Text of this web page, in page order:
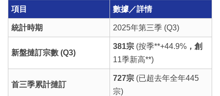
項目 數據／詳情
統計時期 2025年第三季 (Q3)
新盤撻訂宗數 (Q3)
381宗(按季**+44.9%，創
11季新高**)
首三季累計撻訂
727宗(已超去年全年445
宗)